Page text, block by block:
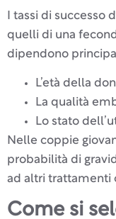
I tassi di successo
quelli di una
dipendono
L’età della
La qualità
Lo stato
Nelle coppie
probabilità di
ad altri trattamenti
Come si